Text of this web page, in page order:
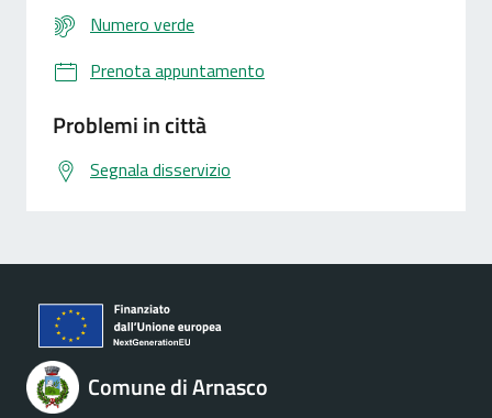
Numero verde
Prenota appuntamento
Problemi in città
Segnala disservizio
Comune di Arnasco